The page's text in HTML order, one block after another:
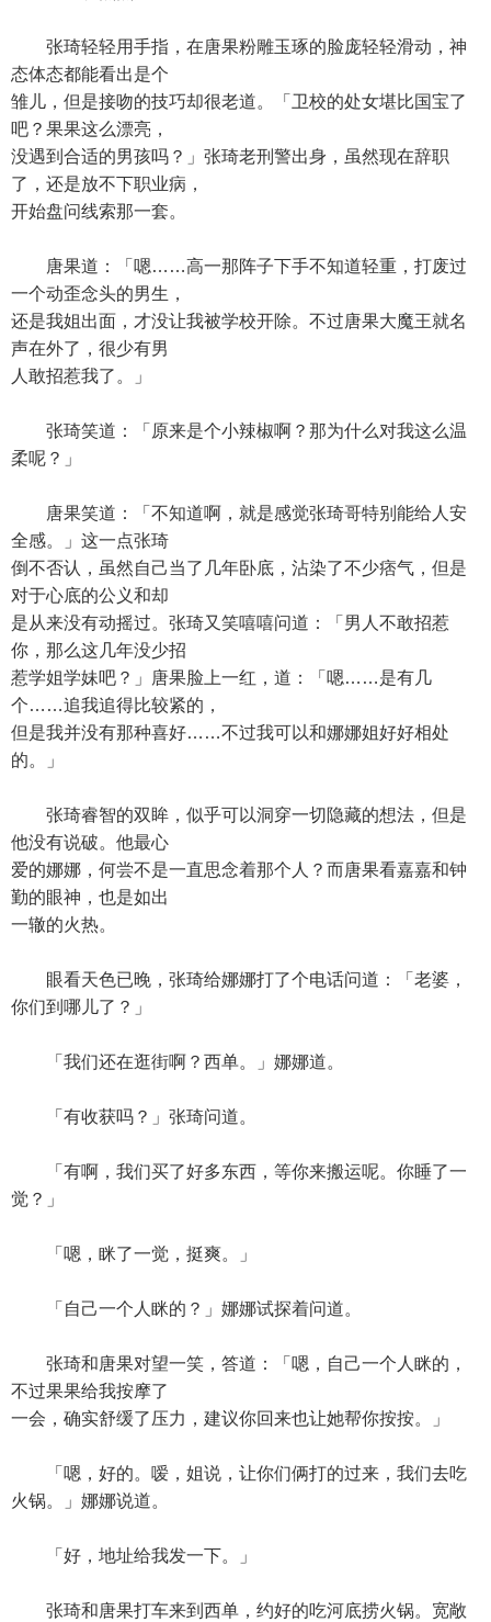
张琦轻轻用手指，在唐果粉雕玉琢的脸庞轻轻滑动，神
态体态都能看出是个
雏儿，但是接吻的技巧却很老道。「卫校的处女堪比国宝了
吧？果果这么漂亮，
没遇到合适的男孩吗？」张琦老刑警出身，虽然现在辞职
了，还是放不下职业病，
开始盘问线索那一套。
唐果道：「嗯……高一那阵子下手不知道轻重，打废过
一个动歪念头的男生，
还是我姐出面，才没让我被学校开除。不过唐果大魔王就名
声在外了，很少有男
人敢招惹我了。」
张琦笑道：「原来是个小辣椒啊？那为什么对我这么温
柔呢？」
唐果笑道：「不知道啊，就是感觉张琦哥特别能给人安
全感。」这一点张琦
倒不否认，虽然自己当了几年卧底，沾染了不少痞气，但是
对于心底的公义和却
是从来没有动摇过。张琦又笑嘻嘻问道：「男人不敢招惹
你，那么这几年没少招
惹学姐学妹吧？」唐果脸上一红，道：「嗯……是有几
个……追我追得比较紧的，
但是我并没有那种喜好……不过我可以和娜娜姐好好相处
的。」
张琦睿智的双眸，似乎可以洞穿一切隐藏的想法，但是
他没有说破。他最心
爱的娜娜，何尝不是一直思念着那个人？而唐果看嘉嘉和钟
勤的眼神，也是如出
一辙的火热。
眼看天色已晚，张琦给娜娜打了个电话问道：「老婆，
你们到哪儿了？」
「我们还在逛街啊？西单。」娜娜道。
「有收获吗？」张琦问道。
「有啊，我们买了好多东西，等你来搬运呢。你睡了一
觉？」
「嗯，眯了一觉，挺爽。」
「自己一个人眯的？」娜娜试探着问道。
张琦和唐果对望一笑，答道：「嗯，自己一个人眯的，
不过果果给我按摩了
一会，确实舒缓了压力，建议你回来也让她帮你按按。」
「嗯，好的。嗳，姐说，让你们俩打的过来，我们去吃
火锅。」娜娜说道。
「好，地址给我发一下。」
张琦和唐果打车来到西单，约好的吃河底捞火锅。宽敞